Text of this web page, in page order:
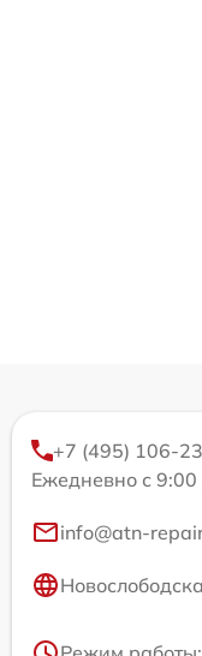
+7 (495) 106-
Ежедневно с
info@atn-